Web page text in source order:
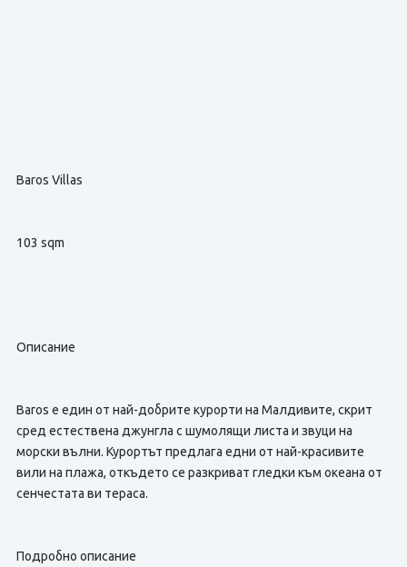
Baros Villas
103 sqm
Описание
Baros е един от най-добрите курорти на Малдивите, скрит
сред естествена джунгла с шумолящи листа и звуци на
морски вълни. Курортът предлага едни от най-красивите
вили на плажа, откъдето се разкриват гледки към океана от
сенчестата ви тераса.
Подробно описание